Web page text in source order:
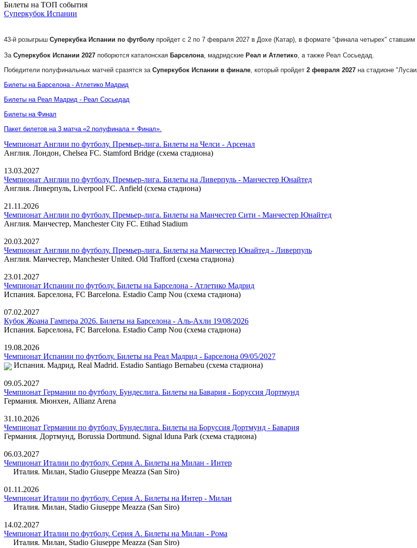
Билеты на ТОП события
Суперкубок Испании
43-й розыгрыш Суперкубка Испании по футболу пройдет с 2 по 7 февраля 2027 в Дохе (Катар), в формате "финала четырех"
За Суперкубок Испании 2027 поборются каталонская Барселона, мадридские Реал и Атлетико, а также Реал Сосьедад.
Победители полуфинальных матчей сразятся за Суперкубок Испании в финале, который пройдет 2 февраля 2027 на стадионе
Билеты на Барселона - Атлетико Мадрид
Билеты на Реал Мадрид - Реал Сосьедад
Билеты на Финал
Пакет билетов на 3 матча «2 полуфинала + Финал».
Чемпионат Англии по футболу. Премьер-лига. Билеты на Челси - Арсенал
Англия. Лондон, Chelsea FC. Stamford Bridge (схема стадиона)
13.03.2027
Чемпионат Англии по футболу. Премьер-лига. Билеты на Ливерпуль - Манчестер Юнайтед
Англия. Ливерпуль, Liverpool FC. Anfield (схема стадиона)
21.11.2026
Чемпионат Англии по футболу. Премьер-лига. Билеты на Манчестер Сити - Манчестер Юнайтед
Англия. Манчестер, Manchester City FC. Etihad Stadium
20.03.2027
Чемпионат Англии по футболу. Премьер-лига. Билеты на Манчестер Юнайтед - Ливерпуль
Англия. Манчестер, Manchester United. Old Trafford (схема стадиона)
23.01.2027
Чемпионат Испании по футболу. Билеты на Барселона - Атлетико Мадрид
Испания. Барселона, FC Barcelona. Estadio Camp Nou (схема стадиона)
07.02.2027
Кубок Жоана Гампера 2026. Билеты на Барселона - Аль-Ахли 19/08/2026
Испания. Барселона, FC Barcelona. Estadio Camp Nou (схема стадиона)
19.08.2026
Чемпионат Испании по футболу. Билеты на Реал Мадрид - Барселона 09/05/2027
Испания. Мадрид, Real Madrid. Estadio Santiago Bernabeu (схема стадиона)
09.05.2027
Чемпионат Германии по футболу. Бундеслига. Билеты на Бавария - Боруссия Дортмунд
Германия. Мюнхен, Allianz Arena
31.10.2026
Чемпионат Германии по футболу. Бундеслига. Билеты на Боруссия Дортмунд - Бавария
Германия. Дортмунд, Borussia Dortmund. Signal Iduna Park (схема стадиона)
06.03.2027
Чемпионат Италии по футболу. Серия А. Билеты на Милан - Интер
Италия. Милан, Stadio Giuseppe Meazza (San Siro)
01.11.2026
Чемпионат Италии по футболу. Серия А. Билеты на Интер - Милан
Италия. Милан, Stadio Giuseppe Meazza (San Siro)
14.02.2027
Чемпионат Италии по футболу. Серия А. Билеты на Милан - Рома
Италия. Милан, Stadio Giuseppe Meazza (San Siro)